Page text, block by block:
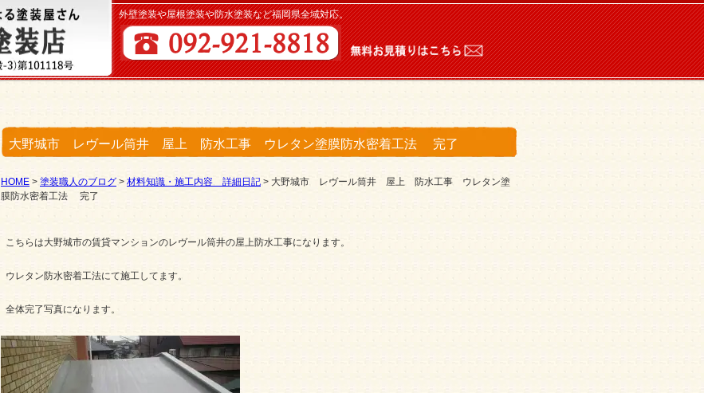
外壁塗装や屋根塗装や防水塗装など福岡県全域対応。
大野城市 レヴール筒井 屋上 防水工事 ウレタン塗膜防水密着工法 完了
HOME > 塗装職人のブログ > 材料知識・施工内容 詳細日記 > 大野城市 レヴール筒井 屋上 防水工事 ウレタン塗
膜防水密着工法 完了
こちらは大野城市の賃貸マンションのレヴール筒井の屋上防水工事になります。
ウレタン防水密着工法にて施工してます。
全体完了写真になります。